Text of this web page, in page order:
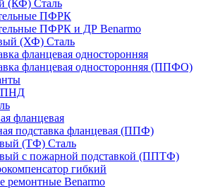
(КФ) Сталь
ПФРК
ПФРК и ДР Benarmo
(ХФ) Сталь
фланцевая односторонняя
фланцевая односторонняя (ППФО)
ПНД
фланцевая
подставка фланцевая (ППФ)
(ТФ) Сталь
с пожарной подставкой (ППТФ)
гибкий
ремонтные Benarmo